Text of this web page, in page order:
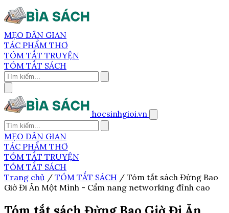
MẸO DÂN GIAN
TÁC PHẨM THƠ
TÓM TẮT TRUYỆN
TÓM TẮT SÁCH
hocsinhgioi.vn
MẸO DÂN GIAN
TÁC PHẨM THƠ
TÓM TẮT TRUYỆN
TÓM TẮT SÁCH
Trang chủ / TÓM TẮT SÁCH / Tóm tắt sách Đừng Bao
Giờ Đi Ăn Một Mình - Cẩm nang networking đỉnh cao